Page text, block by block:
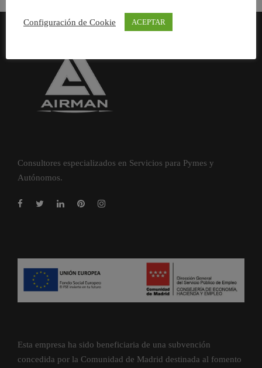
Consultores especializados en Servicios para Pymes y
Autónomos.
Esta empresa ha sido beneficiaria de una subvención
concedida por la Comunidad de Madrid destinada al fomento
Configuración de Cookie ACEPTAR